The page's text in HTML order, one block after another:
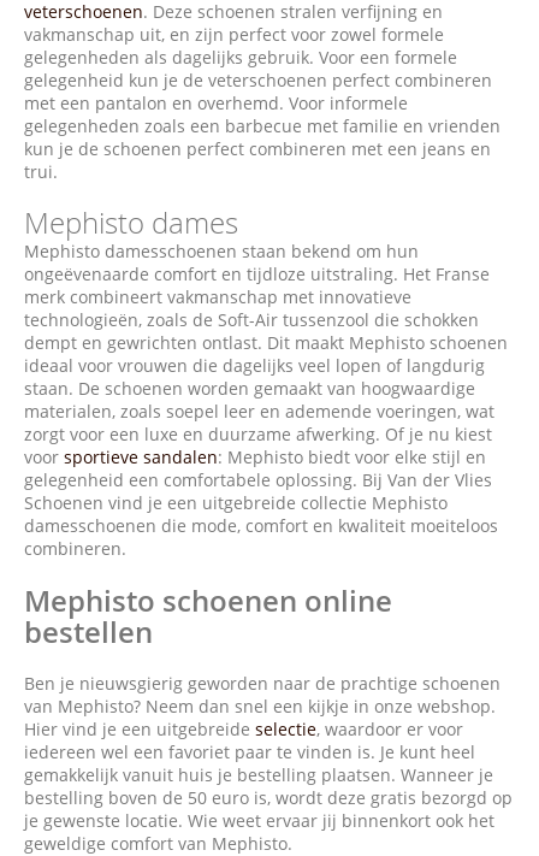
veterschoenen. Deze schoenen stralen verfijning en
vakmanschap uit, en zijn perfect voor zowel formele
gelegenheden als dagelijks gebruik. Voor een formele
gelegenheid kun je de veterschoenen perfect combineren
met een pantalon en overhemd. Voor informele
gelegenheden zoals een barbecue met familie en vrienden
kun je de schoenen perfect combineren met een jeans en
trui.
Mephisto dames
Mephisto damesschoenen staan bekend om hun
ongeëvenaarde comfort en tijdloze uitstraling. Het Franse
merk combineert vakmanschap met innovatieve
technologieën, zoals de Soft-Air tussenzool die schokken
dempt en gewrichten ontlast. Dit maakt Mephisto schoenen
ideaal voor vrouwen die dagelijks veel lopen of langdurig
staan. De schoenen worden gemaakt van hoogwaardige
materialen, zoals soepel leer en ademende voeringen, wat
zorgt voor een luxe en duurzame afwerking. Of je nu kiest
voor sportieve sandalen: Mephisto biedt voor elke stijl en
gelegenheid een comfortabele oplossing. Bij Van der Vlies
Schoenen vind je een uitgebreide collectie Mephisto
damesschoenen die mode, comfort en kwaliteit moeiteloos
combineren.
Mephisto schoenen online
bestellen
Ben je nieuwsgierig geworden naar de prachtige schoenen
van Mephisto? Neem dan snel een kijkje in onze webshop.
Hier vind je een uitgebreide selectie, waardoor er voor
iedereen wel een favoriet paar te vinden is. Je kunt heel
gemakkelijk vanuit huis je bestelling plaatsen. Wanneer je
bestelling boven de 50 euro is, wordt deze gratis bezorgd op
je gewenste locatie. Wie weet ervaar jij binnenkort ook het
geweldige comfort van Mephisto.